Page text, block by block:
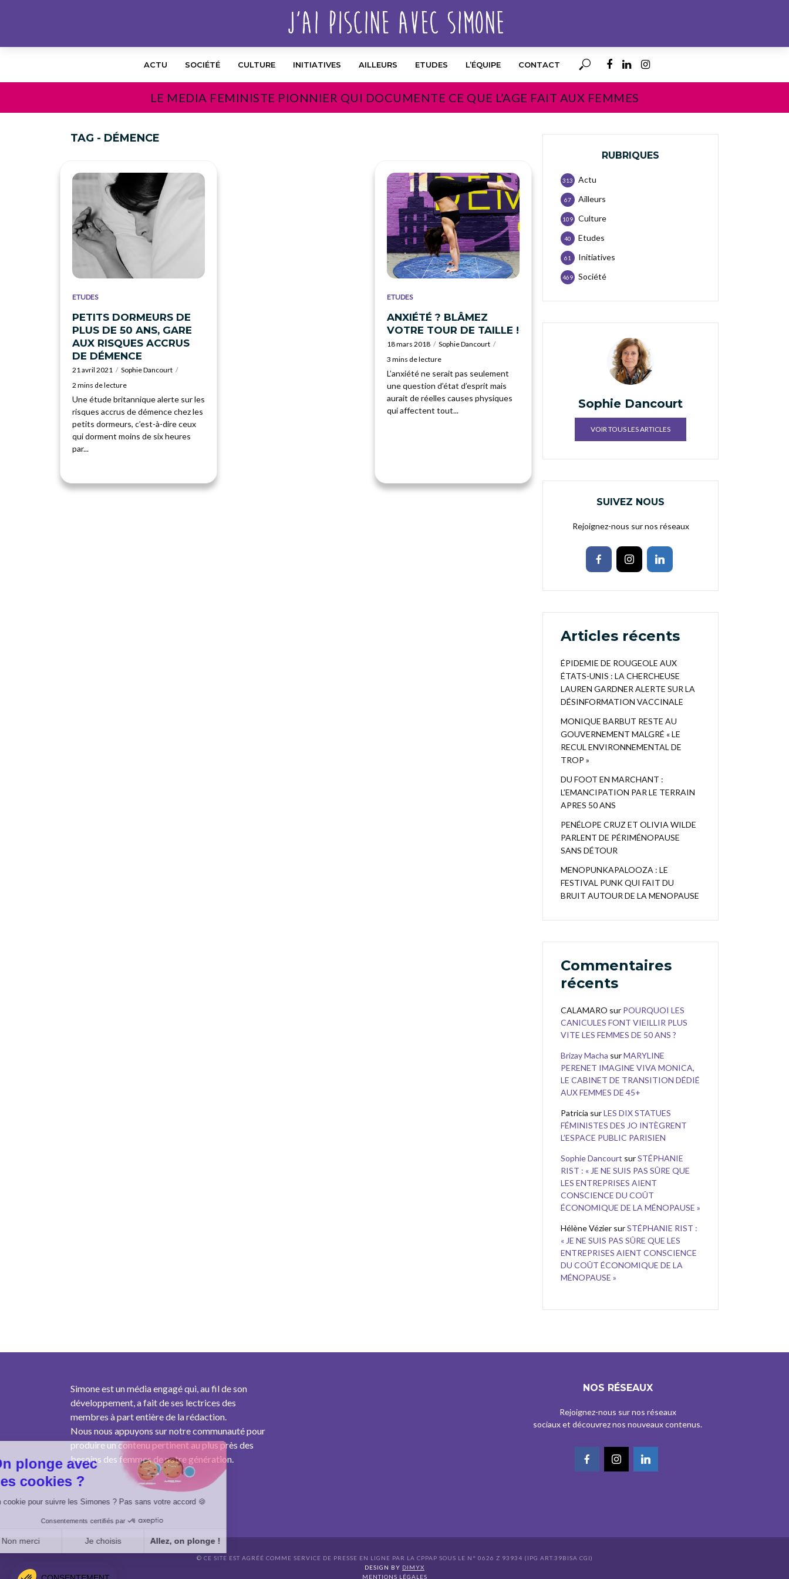
ACTU SOCIÉTÉ CULTURE INITIATIVES AILLEURS ETUDES L’ÉQUIPE CONTACT
LE MEDIA FEMINISTE PIONNIER QUI DOCUMENTE CE QUE L’AGE FAIT AUX FEMMES
TAG - DÉMENCE
ETUDES
PETITS DORMEURS DE
PLUS DE 50 ANS, GARE
AUX RISQUES ACCRUS
DE DÉMENCE
21 avril 2021
Sophie Dancourt
2 mins de lecture
Une étude britannique alerte sur les
risques accrus de démence chez les
petits dormeurs, c’est-à-dire ceux
qui dorment moins de six heures
par...
ETUDES
ANXIÉTÉ ? BLÂMEZ
VOTRE TOUR DE TAILLE !
18 mars 2018
Sophie Dancourt
3 mins de lecture
L’anxiété ne serait pas seulement
une question d’état d’esprit mais
aurait de réelles causes physiques
qui affectent tout...
RUBRIQUES
Actu
313
Ailleurs
67
Culture
109
Etudes
40
Initiatives
61
Société
469
Sophie Dancourt
VOIR TOUS LES ARTICLES
SUIVEZ NOUS
Rejoignez-nous sur nos réseaux
Articles récents
ÉPIDEMIE DE ROUGEOLE AUX
ÉTATS-UNIS : LA CHERCHEUSE
LAUREN GARDNER ALERTE SUR LA
DÉSINFORMATION VACCINALE
MONIQUE BARBUT RESTE AU
GOUVERNEMENT MALGRÉ « LE
RECUL ENVIRONNEMENTAL DE
TROP »
DU FOOT EN MARCHANT :
L’EMANCIPATION PAR LE TERRAIN
APRES 50 ANS
PENÉLOPE CRUZ ET OLIVIA WILDE
PARLENT DE PÉRIMÉNOPAUSE
SANS DÉTOUR
MENOPUNKAPALOOZA : LE
FESTIVAL PUNK QUI FAIT DU
BRUIT AUTOUR DE LA MENOPAUSE
Commentaires
récents
CALAMARO sur POURQUOI LES
CANICULES FONT VIEILLIR PLUS
VITE LES FEMMES DE 50 ANS ?
Brizay Macha surMARYLINE
PERENET IMAGINE VIVA MONICA,
LE CABINET DE TRANSITION DÉDIÉ
AUX FEMMES DE 45+
Patricia surLES DIX STATUES
FÉMINISTES DES JO INTÈGRENT
L’ESPACE PUBLIC PARISIEN
Sophie Dancourt surSTÉPHANIE
RIST : « JE NE SUIS PAS SÛRE QUE
LES ENTREPRISES AIENT
CONSCIENCE DU COÛT
ÉCONOMIQUE DE LA MÉNOPAUSE »
Hélène Vézier surSTÉPHANIE RIST :
« JE NE SUIS PAS SÛRE QUE LES
ENTREPRISES AIENT CONSCIENCE
DU COÛT ÉCONOMIQUE DE LA
MÉNOPAUSE »
Simone est un média engagé qui, au fil de son
développement, a fait de ses lectrices des
membres à part entière de la rédaction.
Nous nous appuyons sur notre communauté pour
produire un contenu pertinent au plus près des
besoins des femmes de notre génération.
NOS RÉSEAUX
Rejoignez-nous sur nos réseaux
sociaux et découvrez nos nouveaux contenus.
© CE SITE EST AGRÉÉ COMME SERVICE DE PRESSE EN LIGNE PAR LA CPPAP SOUS LE N° 0626 Z 93934 (IPG ART.39BISA CGI)
DESIGN BY DIMYX
MENTIONS LÉGALES
On plonge avec
des cookies ?
Un cookie pour suivre les Simones ? Pas sans votre accord 🍪
Consentements certifiés par
Non merci Je choisis Allez, on plonge !
Plateforme de Gestion du Consentement : Personnalisez vos Options